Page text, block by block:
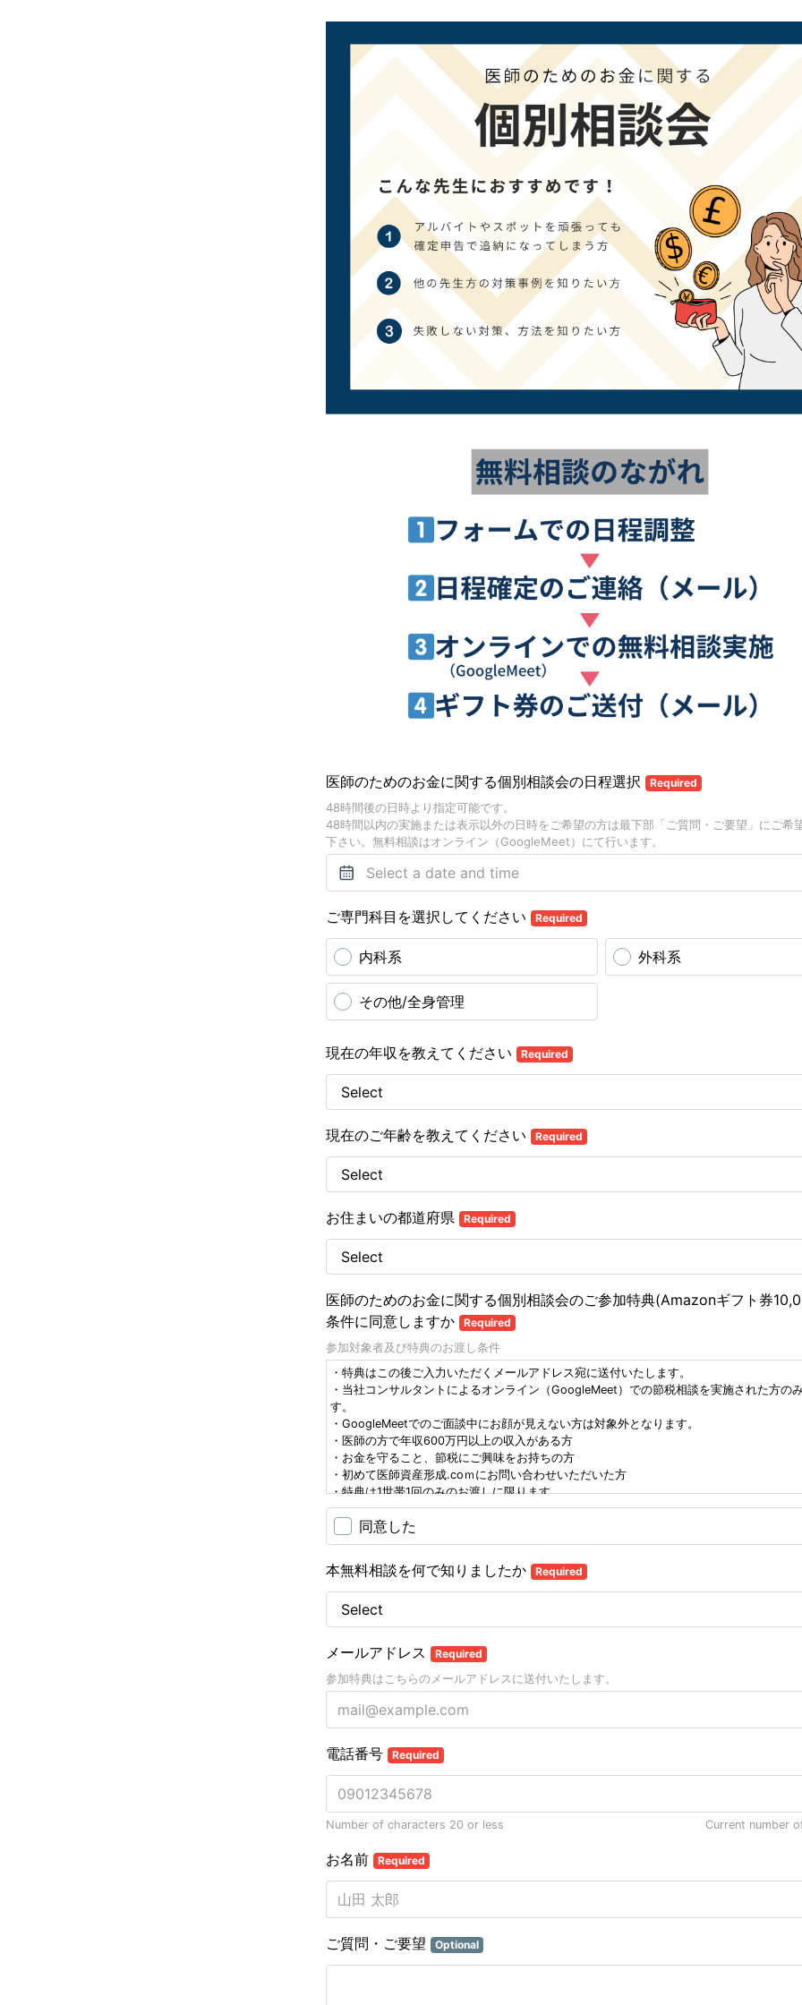
医師のためのお金に関する個別相談会の日程選択 Required
48時間後の日時より指定可能です。
48時間以内の実施または表示以外の日時をご希望の方は最下部「ご質問・ご要望」にご希
下さい。無料相談はオンライン（GoogleMeet）にて行います。
ご専門科目を選択してください Required
内科系 外科系
その他/全身管理
現在の年収を教えてください Required
現在のご年齢を教えてください Required
お住まいの都道府県 Required
医師のためのお金に関する個別相談会のご参加特典(Amazonギフト券
条件に同意しますか
Required
参加対象者及び特典のお渡し条件
・特典はこの後ご入力いただくメールアドレス宛に送付いたします。
・当社コンサルタントによるオンライン（GoogleMeet）での節税相談を実施された方の
す。
・GoogleMeetでのご面談中にお顔が見えない方は対象外となります。
・医師の方で年収600万円以上の収入がある方
・お金を守ること、節税にご興味をお持ちの方
・初めて医師資産形成.coｍにお問い合わせいただいた方
・特典は1世帯1回のみのお渡しに限ります。
・特典のお渡しは、ご面談後1カ月前後かかる場合がございます。
・面談ご連絡の取れない方には特典をお渡しできない場合がございます。
・十分な面談時間を確保頂けない場合は対象外となります。
・面談前、面談中、面談後の質問事項にお答え頂けない場合は対象外となります。
同意した
本無料相談を何で知りましたか Required
メールアドレス Required
参加特典はこちらのメールアドレスに送付いたします。
電話番号 Required
Number of characters 20 or less Current number
お名前 Required
ご質問・ご要望 Optional